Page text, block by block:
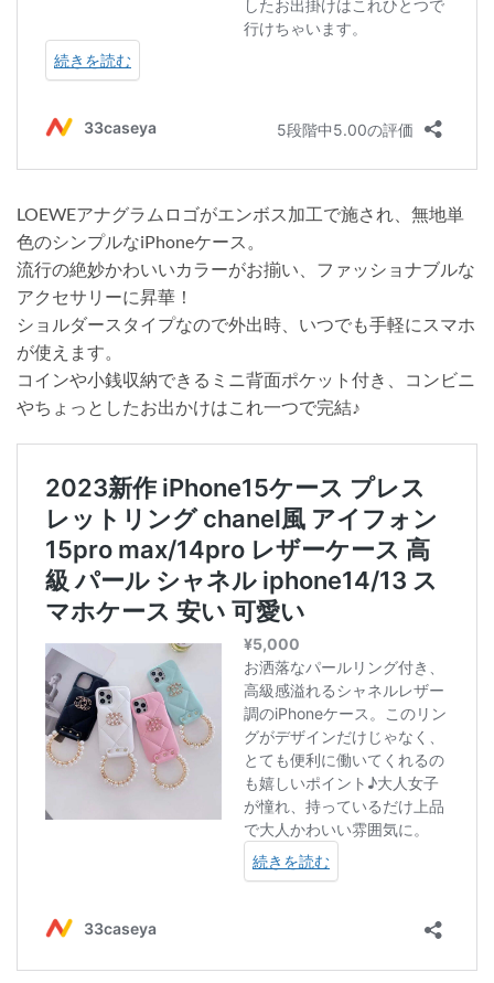
LOEWEアナグラムロゴがエンボス加工で施され、無地単
色のシンプルなiPhoneケース。
流行の絶妙かわいいカラーがお揃い、ファッショナブルな
アクセサリーに昇華！
ショルダースタイプなので外出時、いつでも手軽にスマホ
が使えます。
コインや小銭収納できるミニ背面ポケット付き、コンビニ
やちょっとしたお出かけはこれ一つで完結♪